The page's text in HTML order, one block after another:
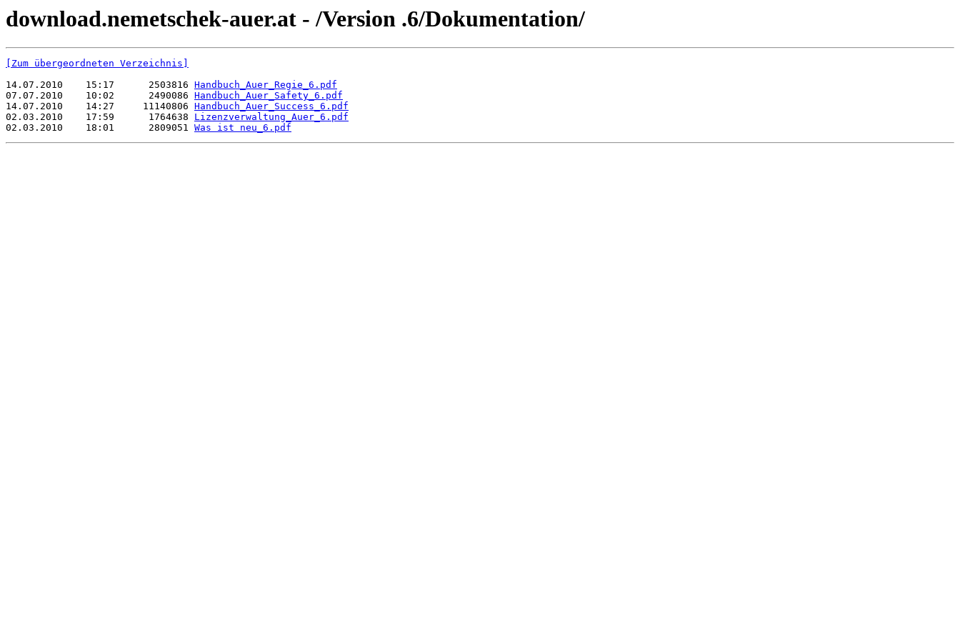
download.nemetschek-auer.at - /Version .6/Dokumentation/
[Zum übergeordneten Verzeichnis]
14.07.2010    15:17      2503816 Handbuch_Auer_Regie_6.pdf
07.07.2010    10:02      2490086 Handbuch_Auer_Safety_6.pdf
14.07.2010    14:27     11140806 Handbuch_Auer_Success_6.pdf
02.03.2010    17:59      1764638 Lizenzverwaltung_Auer_6.pdf
02.03.2010    18:01      2809051 Was ist neu_6.pdf